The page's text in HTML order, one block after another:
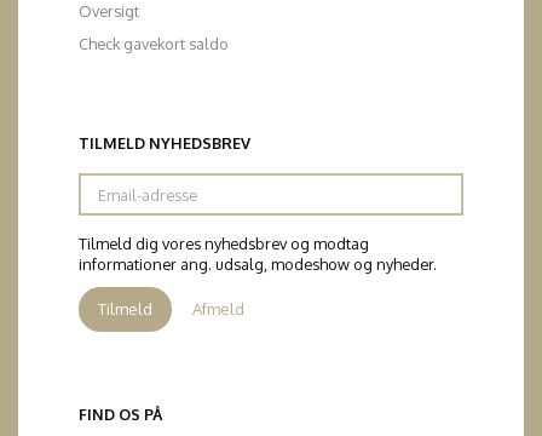
Oversigt
Check gavekort saldo
TILMELD NYHEDSBREV
Email-
adresse
Tilmeld dig vores nyhedsbrev og modtag
informationer ang. udsalg, modeshow og nyheder.
Tilmeld Afmeld
FIND OS PÅ